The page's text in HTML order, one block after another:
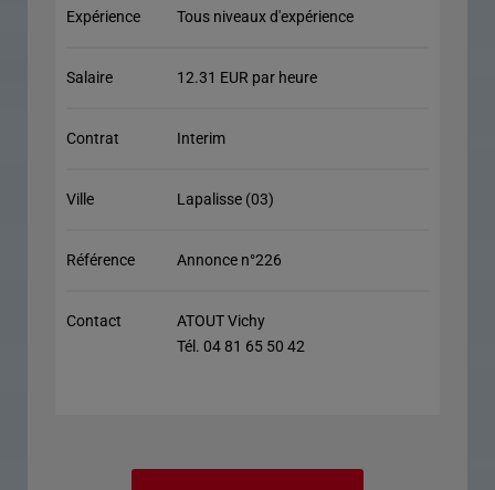
Expérience Tous niveaux d'expérience
Salaire 12.31 EUR par heure
Contrat Interim
Ville Lapalisse (03)
Référence Annonce n°226
Contact
ATOUT Vichy
Tél. 04 81 65 50 42